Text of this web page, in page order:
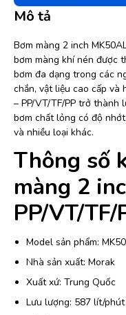
Mô tả
Bơm màng 2 inch
bơm màng khí nén được
bơm đa dạng trong các
chắn, vật liệu cao cấp và
– PP/VT/TF/PP trở thành
bơm chất lỏng có độ
và nhiều loại khác.
Thông số
màng 2
PP/VT/
Model sản phẩm:
Nhà sản xuất: Morak
Xuất xứ: Trung Quốc
Lưu lượng: 587 lít/phút